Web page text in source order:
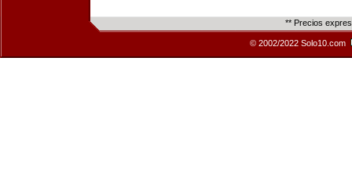
** Precios
© 2002/2022 Solo10.com